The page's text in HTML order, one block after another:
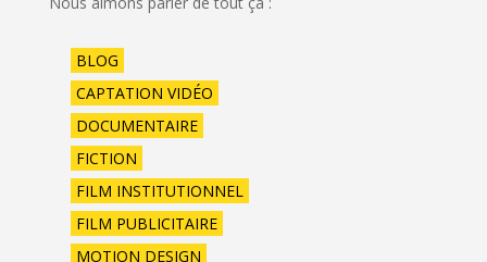
BLOG
CAPTATION VIDÉO
DOCUMENTAIRE
FICTION
FILM INSTITUTIONNEL
FILM PUBLICITAIRE
MOTION DESIGN